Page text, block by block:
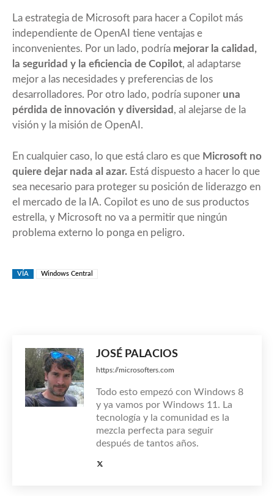
La estrategia de Microsoft para hacer a Copilot más
independiente de OpenAI tiene ventajas e
inconvenientes. Por un lado, podría mejorar la calidad,
la seguridad y la eficiencia de Copilot, al adaptarse
mejor a las necesidades y preferencias de los
desarrolladores. Por otro lado, podría suponer una
pérdida de innovación y diversidad , al alejarse de la
visión y la misión de OpenAI.
En cualquier caso, lo que está claro es que Microsoft no
quiere dejar nada al azar. Está dispuesto a hacer lo que
sea necesario para proteger su posición de liderazgo en
el mercado de la IA. Copilot es uno de sus productos
estrella, y Microsoft no va a permitir que ningún
problema externo lo ponga en peligro.
VÍA Windows Central
JOSÉ PALACIOS
https://microsofters.com
Todo esto empezó con Windows 8
y ya vamos por Windows 11. La
tecnología y la comunidad es la
mezcla perfecta para seguir
después de tantos años.